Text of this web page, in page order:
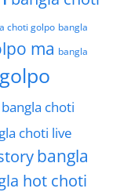
choti golpo bangla
ma bangla
bangla choti
choti live
bangla
hot choti